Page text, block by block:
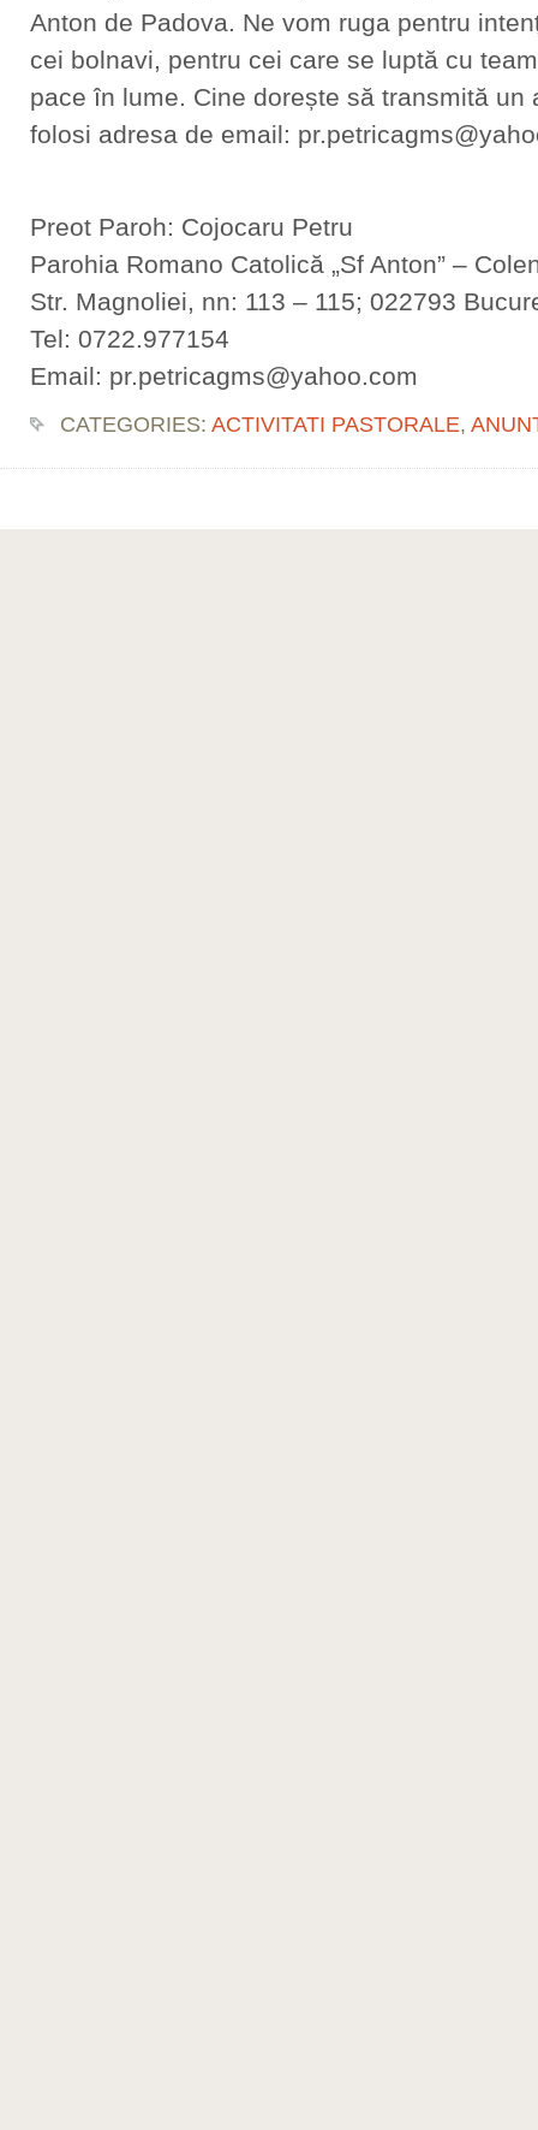
Anton de Padova. Ne vom ruga pentru
cei bolnavi, pentru cei care se luptă cu
pace în lume. Cine dorește să transmită un
folosi adresa de email:
Preot Paroh: Cojocaru Petru
Parohia Romano Catolică „Sf Anton” –
Str. Magnoliei, nn: 113 – 115; 022793
Tel: 0722.977154
Email: pr.petricagms@yahoo.com
CATEGORIES: ACTIVITATI PASTORALE,